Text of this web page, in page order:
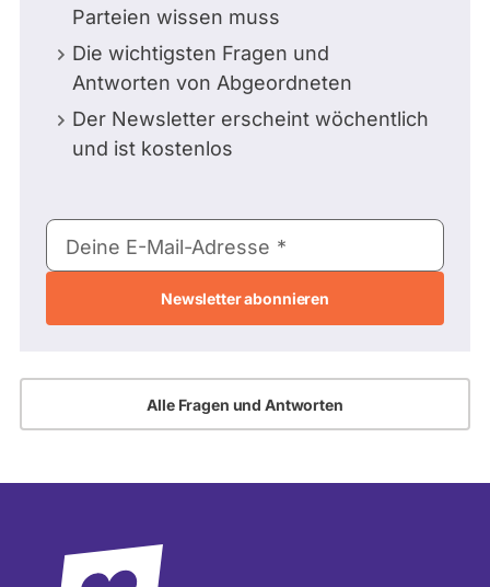
Parteien wissen muss
Die wichtigsten Fragen und
Antworten von Abgeordneten
Der Newsletter erscheint wöchentlich
und ist kostenlos
E-
Mail-
Deine E-Mail-Adresse
Alle Fragen und Antworten